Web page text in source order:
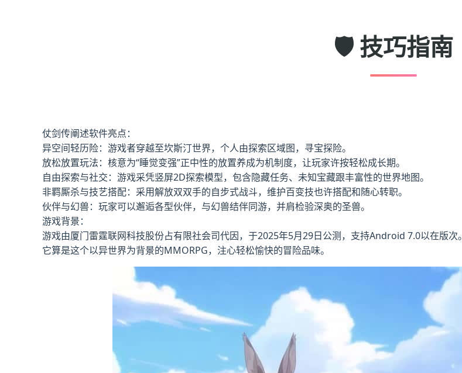
🛡️ 技巧指南
仗剑传阐述软件亮点：
异空间轻历险：游戏者穿越至坎斯汀世界，个人由探索区域图，寻宝探险。
放松放置玩法：核意为“睡觉变强”正中性的放置养成为机制度，让玩家许按轻松成长期。
自由探索与社交：游戏采凭竖屏2D探索模型，包含隐藏任务、未知宝藏跟丰富性的世界地图。
非羁厮杀与技艺搭配：采用解放双双手的自步式战斗，维护百变技也许搭配和随心转职。
伙伴与幻兽：玩家可以邂逅各型伙伴，与幻兽结伴同游，并肩检验深奥的圣兽。
游戏背景：
游戏由厦门雷霆联网科技股份占有限社会司代因，于2025年5月29日公测，支持Android 7.0以在版次。
它算是这个以异世界为背景的MMORPG，注心轻松愉快的冒险品味。